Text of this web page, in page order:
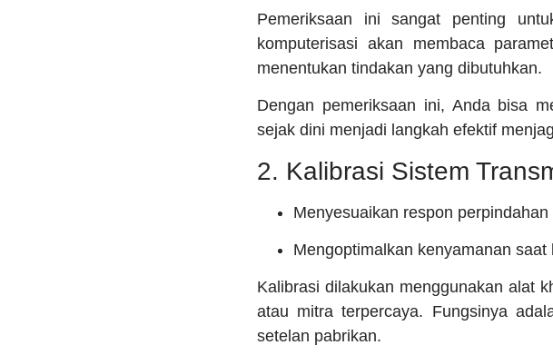
Pemeriksaan ini sangat penting
komputerisasi akan membaca
menentukan tindakan yang dibutuhkan.
Dengan pemeriksaan ini, Anda bisa
sejak dini menjadi langkah efektif
2. Kalibrasi Sistem
Menyesuaikan respon perpindahan
Mengoptimalkan kenyamanan saat
Kalibrasi dilakukan menggunakan alat
atau mitra terpercaya. Fungsinya
setelan pabrikan.